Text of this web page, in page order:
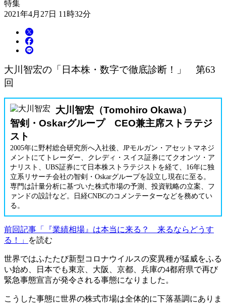
特集
2021年4月27日 11時32分
大川智宏の「日本株・数字で徹底診断！」 第63
回
大川智宏（Tomohiro Okawa）
智剣・Oskarグループ CEO兼主席ストラテジ
スト
2005年に野村総合研究所へ入社後、JPモルガン・アセットマネジ
メントにてトレーダー、クレディ・スイス証券にてクオンツ・ア
ナリスト、UBS証券にて日本株ストラテジストを経て、16年に独
立系リサーチ会社の智剣・Oskarグループを設立し現在に至る。
専門は計量分析に基づいた株式市場の予測、投資戦略の立案、フ
ァンドの設計など。日経CNBCのコメンテーターなどを務めてい
る。
前回記事「『業績相場』は本当に来る？ 来るならどうす
る！」
を読む
世界ではふたたび新型コロナウイルスの変異種が猛威をふる
い始め、日本でも東京、大阪、京都、兵庫の4都府県で再び
緊急事態宣言が発令される事態になりました。
こうした事態に世界の株式市場は全体的に下落基調にありま